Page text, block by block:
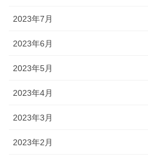
2023年7月
2023年6月
2023年5月
2023年4月
2023年3月
2023年2月